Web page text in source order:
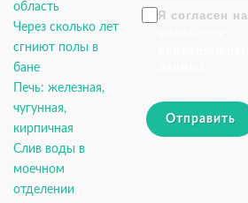
область
Через сколько лет
сгниют полы в
бане
Печь: железная,
чугунная,
кирпичная
Слив воды в
моечном
отделении
Я согласен на
Отправить